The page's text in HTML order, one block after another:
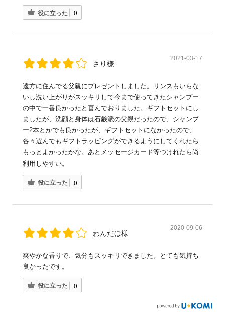
役に立った 0
さり様
2021-03-17
遠方に住んでる父親にプレゼントしました。リンスもいらな
いし洗い上がりがスッキリして今まで使ってきたシャンプー
の中で一番良かったと喜んでおりました。ギフトセットにし
ましたが、洗顔と身体は石鹸派の父親だったので、シャンプ
ー2本とかでも良かったが、ギフトセットになかったので、
各々選んでもギフトラッピングができるようにしてくれたら
もっとよかったかな。あとメッセージカード等つけれたら尚
利用しやすい。
役に立った 0
わんだほ様
2020-09-06
爽やかな香りで、気分もスッキリできました。とても気持ち
良かったです。
役に立った 0